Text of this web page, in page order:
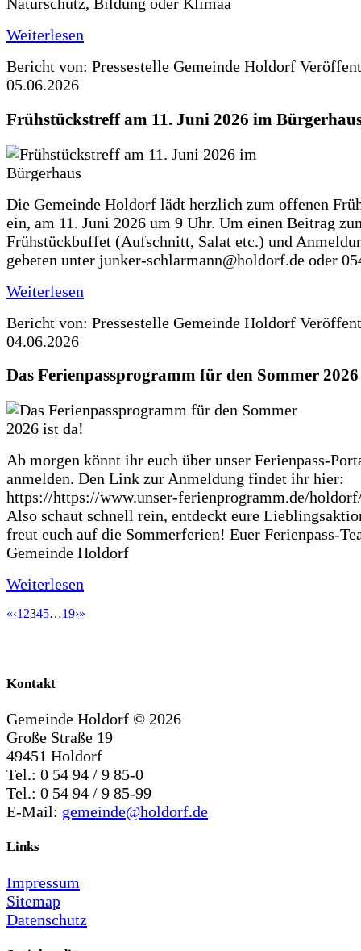
Weiterlesen
Bericht von: Pressestelle Gemeinde Holdorf
05.06.2026
Frühstückstreff am 11. Juni 2026 im
Die Gemeinde Holdorf lädt herzlich zum offenen
ein, am 11. Juni 2026 um 9 Uhr. Um einen Beitrag
Frühstückbuffet (Aufschnitt, Salat etc.) und
gebeten unter junker-schlarmann@holdorf.de oder
Weiterlesen
Bericht von: Pressestelle Gemeinde Holdorf
04.06.2026
Das Ferienpassprogramm für den Sommer
Ab morgen könnt ihr euch über unser Ferienpass-
anmelden. Den Link zur Anmeldung findet ihr hier:
https://https://www.unser-ferienprogramm.de/
Also schaut schnell rein, entdeckt eure
freut euch auf die Sommerferien! Euer Ferienpass-
Gemeinde Holdorf
Weiterlesen
«‹1 2345…19›»
Kontakt
Gemeinde Holdorf © 2026
Große Straße 19
49451 Holdorf
Tel.: 0 54 94 / 9 85-0
Tel.: 0 54 94 / 9 85-99
E-Mail: gemeinde@holdorf.de
Links
Impressum
Sitemap
Datenschutz